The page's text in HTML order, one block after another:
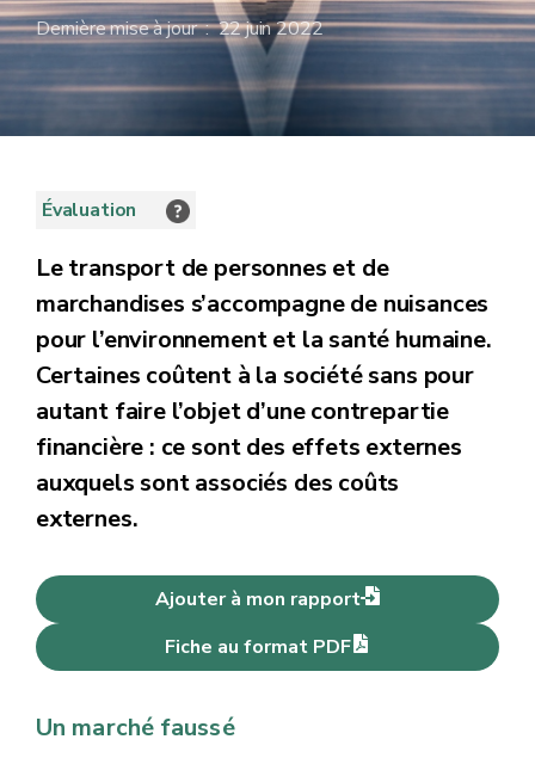
Dernière mise à jour : 22 juin 2022
Évaluation
Le transport de personnes et de
marchandises s’accompagne de nuisances
pour l’environnement et la santé humaine.
Certaines coûtent à la société sans pour
autant faire l’objet d’une contrepartie
financière : ce sont des effets externes
auxquels sont associés des coûts
externes.
Ajouter à mon rapport
Fiche au format PDF
Un marché faussé